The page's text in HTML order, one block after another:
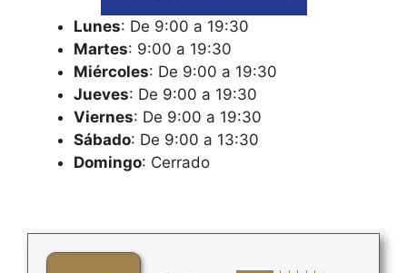
Lunes: De 9:00 a 19:30
Martes: 9:00 a 19:30
Miércoles: De 9:00 a 19:30
Jueves: De 9:00 a 19:30
Viernes: De 9:00 a 19:30
Sábado: De 9:00 a 13:30
Domingo: Cerrado